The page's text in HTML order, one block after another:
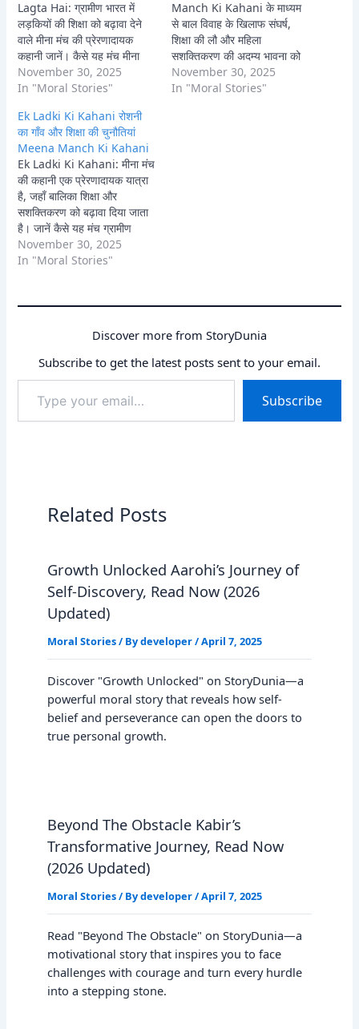
Lagta Hai: ग्रामीण भारत में
लड़कियों की शिक्षा को बढ़ावा देने
वाले मीना मंच की प्रेरणादायक
कहानी जानें। कैसे यह मंच मीना
जैसी लड़कियों को स्कूल से जोड़ता
है, उन्हें सशक्त करता है और उनके
उन्हें 'मुझे स्कूल अच्छा लगता है'
कहने…
November 30, 2025
In "Moral Stories"
Manch Ki Kahani के माध्यम
से बाल विवाह के खिलाफ संघर्ष,
शिक्षा की लौ और महिला
सशक्तिकरण की अदम्य भावना को
जानें। मीना कैसे बनी बदलाव की
मिसाल।
November 30, 2025
In "Moral Stories"
Ek Ladki Ki Kahani रोशनी
का गाँव और शिक्षा की चुनौतियां
Meena Manch Ki Kahani
Ek Ladki Ki Kahani: मीना मंच
की कहानी एक प्रेरणादायक यात्रा
है, जहाँ बालिका शिक्षा और
सशक्तिकरण को बढ़ावा दिया जाता
है। जानें कैसे यह मंच ग्रामीण
लड़कियों को अपनी आवाज उठाने,
चुनौतियों का सामना करने और
उसके…
November 30, 2025
In "Moral Stories"
Discover more from StoryDunia
Subscribe to get the latest posts sent to your email.
your
email…
Subscribe
Related Posts
Growth Unlocked Aarohi’s Journey of
Self-Discovery, Read Now (2026
Updated)
Moral Stories/ Bydeveloper/April 7, 2025
Discover "Growth Unlocked" on StoryDunia—a
powerful moral story that reveals how self-
belief and perseverance can open the doors to
true personal growth.
Beyond The Obstacle Kabir’s
Transformative Journey, Read Now
(2026 Updated)
Moral Stories/ Bydeveloper/April 7, 2025
Read "Beyond The Obstacle" on StoryDunia—a
motivational story that inspires you to face
challenges with courage and turn every hurdle
into a stepping stone.